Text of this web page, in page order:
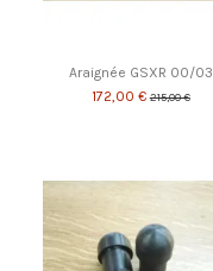
Araignée GSXR 00/03
172,00 €215,00 €